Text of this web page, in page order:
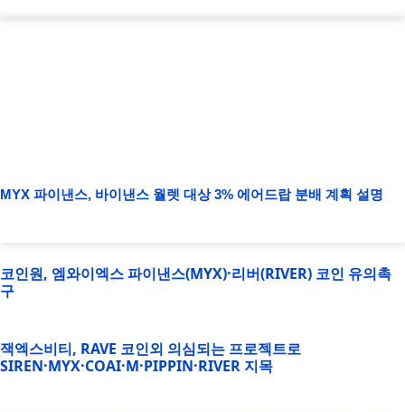
MYX 파이낸스, 바이낸스 월렛 대상 3% 에어드랍 분배 계획 설명
코인원, 엠와이엑스 파이낸스(MYX)·리버(RIVER) 코인 유의촉
구
잭엑스비티, RAVE 코인외 의심되는 프로젝트로
SIREN·MYX·COAI·M·PIPPIN·RIVER 지목